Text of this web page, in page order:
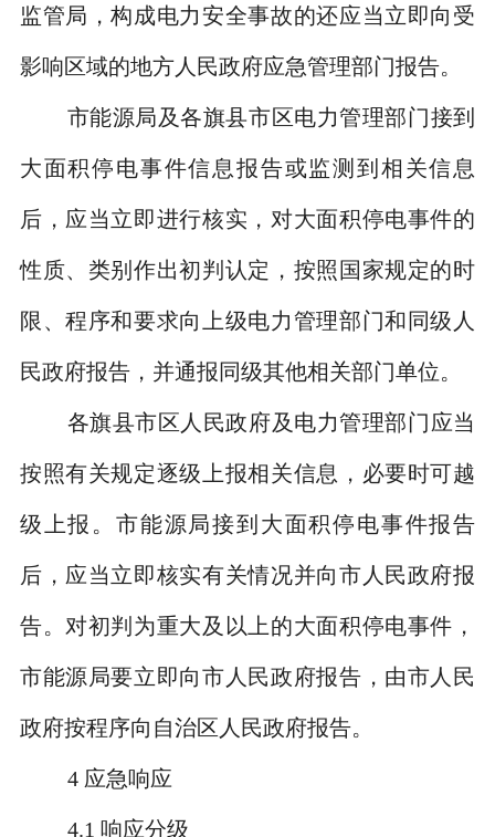
监管局，构成电力安全事故的还应当立即向受
影响区域的地方人民政府应急管理部门报告。
市能源局及各旗县市区电力管理部门接到
大面积停电事件信息报告或监测到相关信息
后，应当立即进行核实，对大面积停电事件的
性质、类别作出初判认定，按照国家规定的时
限、程序和要求向上级电力管理部门和同级人
民政府报告，并通报同级其他相关部门单位。
各旗县市区人民政府及电力管理部门应当
按照有关规定逐级上报相关信息，必要时可越
级上报。市能源局接到大面积停电事件报告
后，应当立即核实有关情况并向市人民政府报
告。对初判为重大及以上的大面积停电事件，
市能源局要立即向市人民政府报告，由市人民
政府按程序向自治区人民政府报告。
4 应急响应
4.1 响应分级